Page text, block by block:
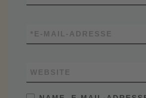
E-MAIL-ADRESSE
*
WEBSITE